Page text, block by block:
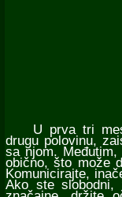
U prva tri
drugu polovinu,
sa njom.
obično, što može
Komunicirajte,
Ako ste slobodni,